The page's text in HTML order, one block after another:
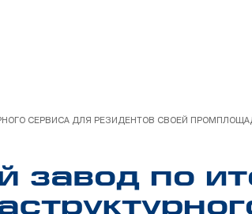
СЕРВИСА ДЛЯ РЕЗИДЕНТОВ СВОЕЙ
по